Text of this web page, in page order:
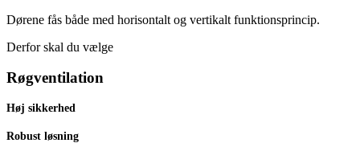
Dørene fås både med horisontalt og vertikalt funktionsprincip.
Derfor skal du vælge
Røgventilation
Høj sikkerhed
Robust løsning